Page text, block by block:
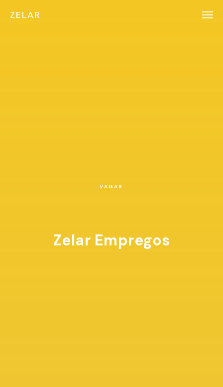
ZELAR
VAGAS
Zelar Empregos